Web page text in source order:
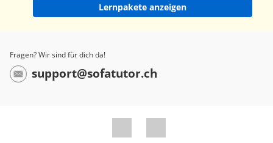
Lernpakete anzeigen
Fragen? Wir sind für dich da!
support@sofatutor.ch